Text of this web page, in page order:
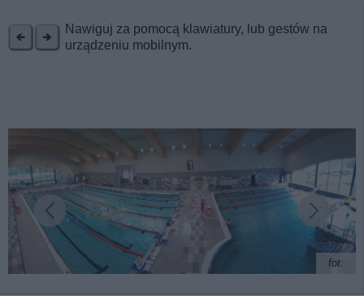
Nawiguj za pomocą klawiatury, lub gestów na
urządzeniu mobilnym.
fot: